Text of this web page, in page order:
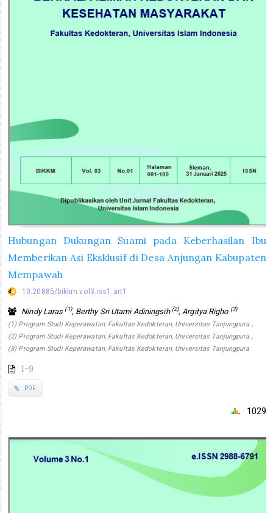
Hubungan Dukungan Suami pada Keberhasilan Ibu
Memberikan Asi Eksklusif di Desa Anjungan Kabupaten
Mempawah
10.20885/bikkm.vol3.iss1.art1
Nindy Laras (1), Berthy Sri Utami Adiningsih (2), Argitya Righo (3)
(1) Program Studi Keperawatan, Fakultas Kedokteran, Universitas Tanjungpura ,
(2) Program Studi Keperawatan, Fakultas Kedokteran, Universitas Tanjungpura ,
(3) Program Studi Keperawatan, Fakultas Kedokteran, Universitas Tanjungpura
1-9
PDF
1029